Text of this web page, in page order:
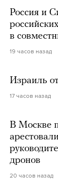
Россия и
в
19 часов назад
Израиль
17 часов назад
В Москве
дронов
20 часов назад